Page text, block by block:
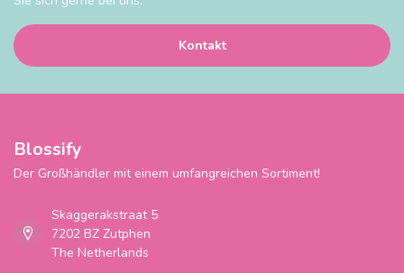
Kontakt
Blossify
Der Großhändler mit einem umfangreichen Sortiment!
Skaggerakstraat 5
7202 BZ Zutphen
The Netherlands